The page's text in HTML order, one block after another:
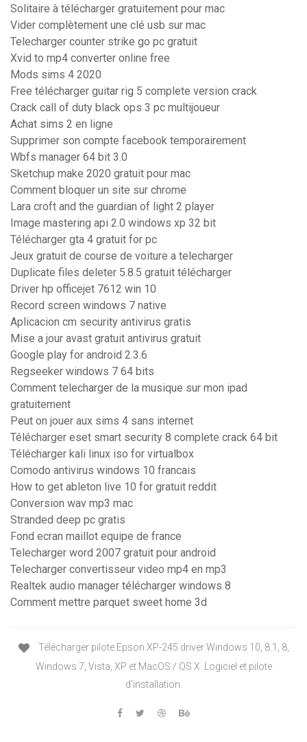
Solitaire à télécharger gratuitement pour mac
Vider complètement une clé usb sur mac
Telecharger counter strike go pc gratuit
Xvid to mp4 converter online free
Mods sims 4 2020
Free télécharger guitar rig 5 complete version crack
Crack call of duty black ops 3 pc multijoueur
Achat sims 2 en ligne
Supprimer son compte facebook temporairement
Wbfs manager 64 bit 3.0
Sketchup make 2020 gratuit pour mac
Comment bloquer un site sur chrome
Lara croft and the guardian of light 2 player
Image mastering api 2.0 windows xp 32 bit
Télécharger gta 4 gratuit for pc
Jeux gratuit de course de voiture a telecharger
Duplicate files deleter 5.8.5 gratuit télécharger
Driver hp officejet 7612 win 10
Record screen windows 7 native
Aplicacion cm security antivirus gratis
Mise a jour avast gratuit antivirus gratuit
Google play for android 2.3.6
Regseeker windows 7 64 bits
Comment telecharger de la musique sur mon ipad
gratuitement
Peut on jouer aux sims 4 sans internet
Télécharger eset smart security 8 complete crack 64 bit
Télécharger kali linux iso for virtualbox
Comodo antivirus windows 10 francais
How to get ableton live 10 for gratuit reddit
Conversion wav mp3 mac
Stranded deep pc gratis
Fond ecran maillot equipe de france
Telecharger word 2007 gratuit pour android
Telecharger convertisseur video mp4 en mp3
Realtek audio manager télécharger windows 8
Comment mettre parquet sweet home 3d
Télécharger pilote Epson XP-245 driver Windows 10, 8.1, 8,
Windows 7, Vista, XP et MacOS / OS X. Logiciel et pilote
d'installation.